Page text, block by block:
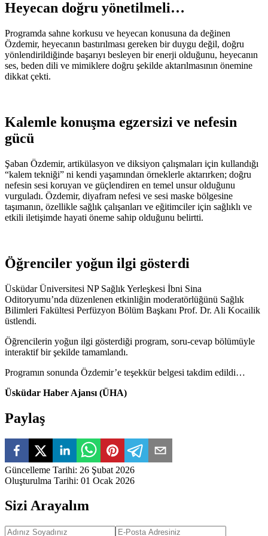
Heyecan doğru yönetilmeli…
Programda sahne korkusu ve heyecan konusuna da değinen
Özdemir, heyecanın bastırılması gereken bir duygu değil, doğru
yönlendirildiğinde başarıyı besleyen bir enerji olduğunu, heyecanın
ses, beden dili ve mimiklere doğru şekilde aktarılmasının önemine
dikkat çekti.
Kalemle konuşma egzersizi ve nefesin
gücü
Şaban Özdemir, artikülasyon ve diksiyon çalışmaları için kullandığı
“kalem tekniği” ni kendi yaşamından örneklerle aktarırken; doğru
nefesin sesi koruyan ve güçlendiren en temel unsur olduğunu
vurguladı. Özdemir, diyafram nefesi ve sesi maske bölgesine
taşımanın, özellikle sağlık çalışanları ve eğitimciler için sağlıklı ve
etkili iletişimde hayati öneme sahip olduğunu belirtti.
Öğrenciler yoğun ilgi gösterdi
Üsküdar Üniversitesi NP Sağlık Yerleşkesi İbni Sina
Oditoryumu’nda düzenlenen etkinliğin moderatörlüğünü Sağlık
Bilimleri Fakültesi Perfüzyon Bölüm Başkanı Prof. Dr. Ali Kocailik
üstlendi.
Öğrencilerin yoğun ilgi gösterdiği program, soru-cevap bölümüyle
interaktif bir şekilde tamamlandı.
Programın sonunda Özdemir’e teşekkür belgesi takdim edildi…
Üsküdar Haber Ajansı (ÜHA)
Paylaş
Güncelleme Tarihi: 26 Şubat 2026
Oluşturulma Tarihi: 01 Ocak 2026
Sizi Arayalım